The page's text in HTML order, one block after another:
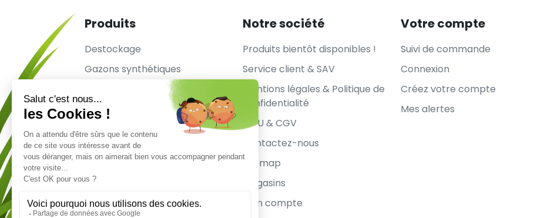
Produits
Destockage
Gazons synthétiques
Rouleaux complets
Notre société
Produits bientôt disponibles !
Service client & SAV
Mentions légales & Politique de
confidentialité
CGU & CGV
Contactez-nous
sitemap
Magasins
Mon compte
Votre compte
Suivi de commande
Connexion
Créez votre compte
Mes alertes